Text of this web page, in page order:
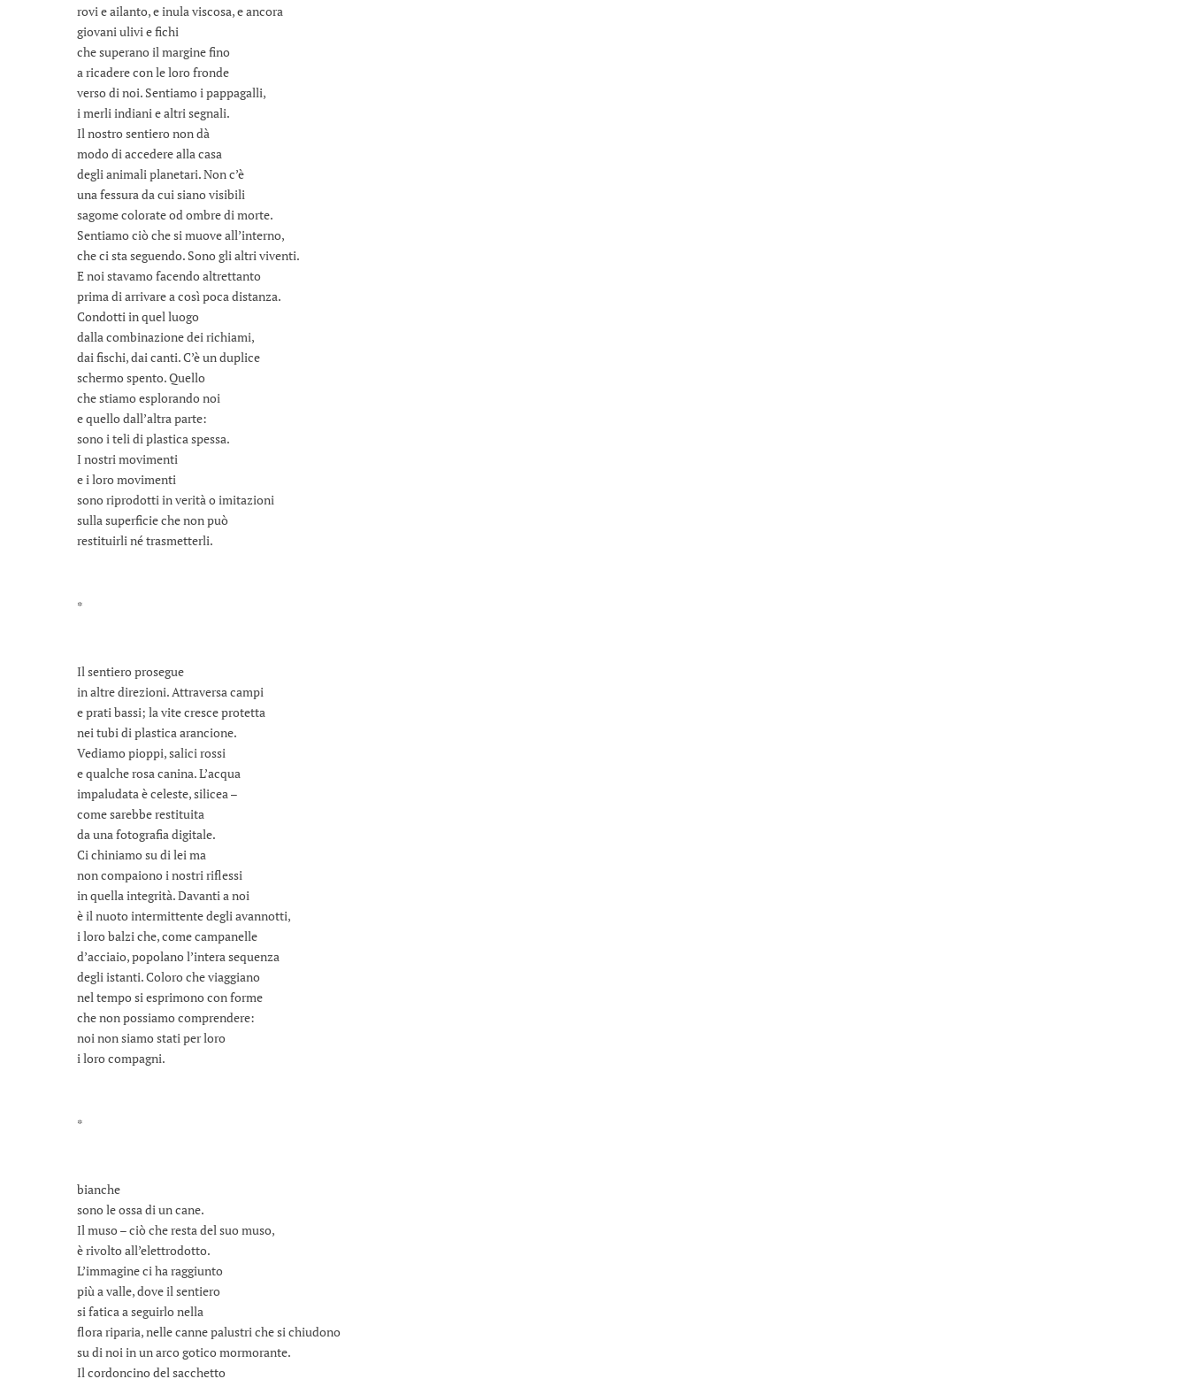
rovi e ailanto, e inula viscosa, e ancora
giovani ulivi e fichi
che superano il margine fino
a ricadere con le loro fronde
verso di noi. Sentiamo i pappagalli,
i merli indiani e altri segnali.
Il nostro sentiero non dà
modo di accedere alla casa
degli animali planetari. Non c’è
una fessura da cui siano visibili
sagome colorate od ombre di morte.
Sentiamo ciò che si muove all’interno,
che ci sta seguendo. Sono gli altri viventi.
E noi stavamo facendo altrettanto
prima di arrivare a così poca distanza.
Condotti in quel luogo
dalla combinazione dei richiami,
dai fischi, dai canti. C’è un duplice
schermo spento. Quello
che stiamo esplorando noi
e quello dall’altra parte:
sono i teli di plastica spessa.
I nostri movimenti
e i loro movimenti
sono riprodotti in verità o imitazioni
sulla superficie che non può
restituirli né trasmetterli.
*
Il sentiero prosegue
in altre direzioni. Attraversa campi
e prati bassi; la vite cresce protetta
nei tubi di plastica arancione.
Vediamo pioppi, salici rossi
e qualche rosa canina. L’acqua
impaludata è celeste, silicea –
come sarebbe restituita
da una fotografia digitale.
Ci chiniamo su di lei ma
non compaiono i nostri riflessi
in quella integrità. Davanti a noi
è il nuoto intermittente degli avannotti,
i loro balzi che, come campanelle
d’acciaio, popolano l’intera sequenza
degli istanti. Coloro che viaggiano
nel tempo si esprimono con forme
che non possiamo comprendere:
noi non siamo stati per loro
i loro compagni.
*
bianche
sono le ossa di un cane.
Il muso – ciò che resta del suo muso,
è rivolto all’elettrodotto.
L’immagine ci ha raggiunto
più a valle, dove il sentiero
si fatica a seguirlo nella
flora riparia, nelle canne palustri che si chiudono
su di noi in un arco gotico mormorante.
Il cordoncino del sacchetto